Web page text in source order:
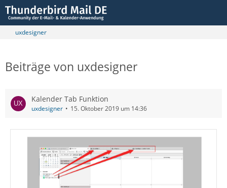
uxdesigner
Beiträge von uxdesigner
Kalender Tab Funktion
uxdesigner 15. Oktober 2019 um 14:36